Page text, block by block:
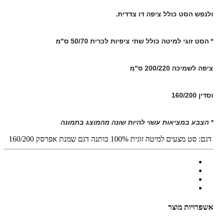
ולנפש הסט כולל ציפה דו צדדית.
* הסט זוגי למיטה כולל שתי ציפיות לכרית 50/70 ס"מ
ציפה לשמיכה 200/220 ס"מ
וסדין 160/200
* הצבע במציאות עשוי להיות שונה מהמוצג בתמונה
דגם: סט מצעים למיטה זוגית 100% כותנה דגם שמנת אפרסק 160/200
אשפרויות מוצר